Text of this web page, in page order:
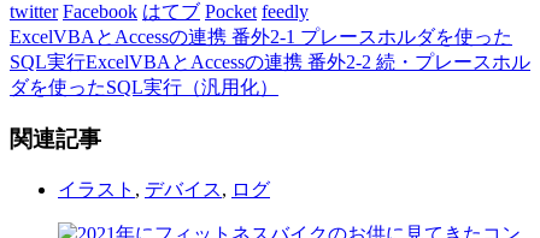
twitter Facebook はてブ Pocket feedly
ExcelVBAとAccessの連携 番外2-1 プレースホルダを使った
SQL実行ExcelVBAとAccessの連携 番外2-2 続・プレースホル
ダを使ったSQL実行（汎用化）
関連記事
イラスト , デバイス, ログ